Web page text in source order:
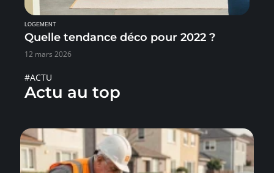
LOGEMENT
Quelle tendance déco pour 2022 ?
12 mars 2026
#ACTU
Actu au top